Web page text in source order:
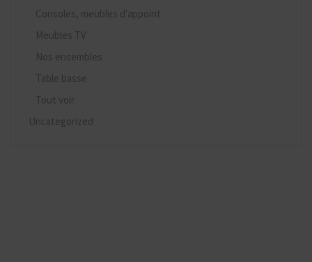
Consoles, meubles d'appoint
Meubles TV
Nos ensembles
Table basse
Tout voir
Uncategorized